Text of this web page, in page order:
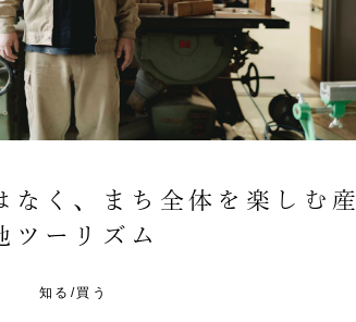
なく、まち全体を楽しむ産
ツーリズム
知る/買う